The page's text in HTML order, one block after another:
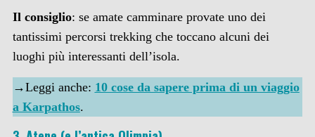
Il consiglio: se amate camminare provate uno dei
tantissimi percorsi trekking che toccano alcuni dei
luoghi più interessanti dell’isola.
→Leggi anche: 10 cose da sapere prima di un viaggio
a Karpathos.